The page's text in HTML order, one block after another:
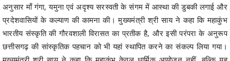
अनुसार माँ गंगा, यमुना एवं अदृश्य सरस्वती के संगम में आस्था की डुबकी लगाई और
प्रदेशवासियों के कल्याण की कामना की। मुख्यमंत्री श्री साय ने कहा कि महाकुंभ
भारतीय संस्कृति की गौरवशाली विरासत का प्रतीक है, और इसी परंपरा के अनुरूप
छत्तीसगढ़ की सांस्कृतिक पहचान को भी यहां स्थापित करने का संकल्प लिया गया।